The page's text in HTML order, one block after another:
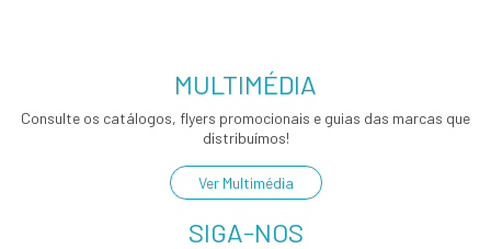
MULTIMÉDIA
Consulte os catálogos, flyers promocionais e guias das marcas que
distribuímos!
Ver Multimédia
SIGA-NOS